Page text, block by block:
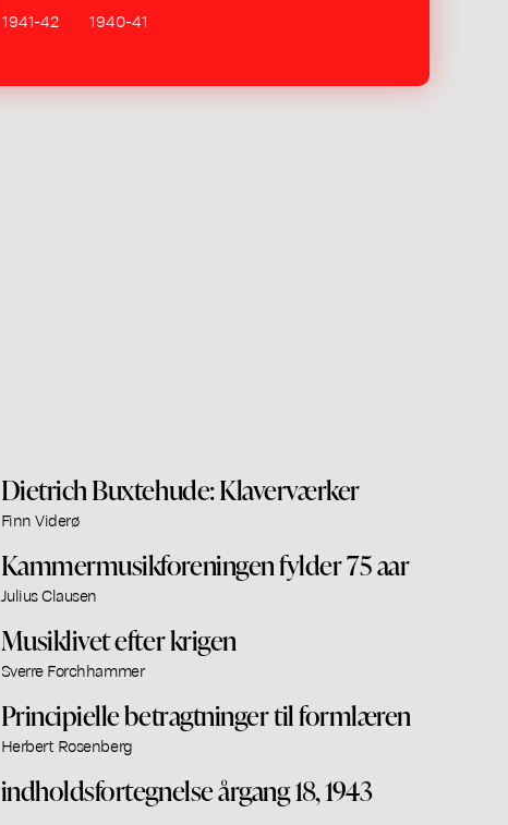
1941-42
1940-41
Dietrich Buxtehude: Klaverværker
Finn Viderø
Kammermusikforeningen fylder 75 aar
Julius Clausen
Musiklivet efter krigen
Sverre Forchhammer
Principielle betragtninger til formlæren
Herbert Rosenberg
indholdsfortegnelse årgang 18, 1943